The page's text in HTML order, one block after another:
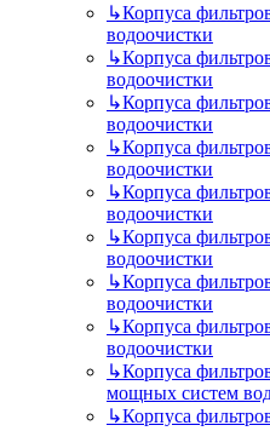
↳Корпуса
водоочистки
↳Корпуса
водоочистки
↳Корпуса
водоочистки
↳Корпуса
водоочистки
↳Корпуса
водоочистки
↳Корпуса
водоочистки
↳Корпуса
водоочистки
↳Корпуса
водоочистки
↳Корпуса
мощных систем
↳Корпуса